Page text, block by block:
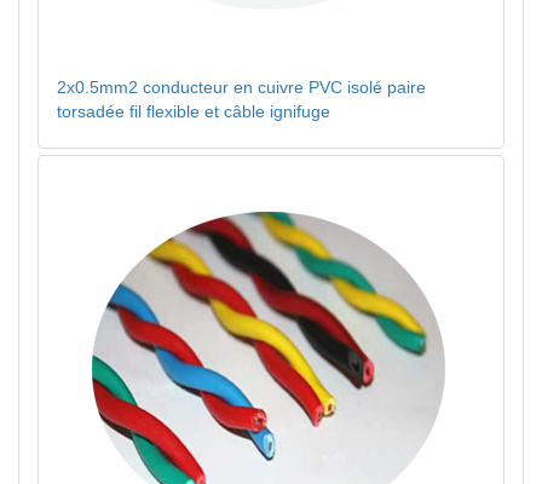
2x0.5mm2 conducteur en cuivre PVC isolé paire
torsadée fil flexible et câble ignifuge